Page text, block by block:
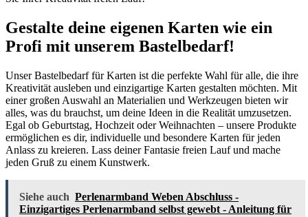
Gestalte deine eigenen Karten wie ein
Profi mit unserem Bastelbedarf!
Unser Bastelbedarf für Karten ist die perfekte Wahl für alle, die ihre
Kreativität ausleben und einzigartige Karten gestalten möchten. Mit
einer großen Auswahl an Materialien und Werkzeugen bieten wir
alles, was du brauchst, um deine Ideen in die Realität umzusetzen.
Egal ob Geburtstag, Hochzeit oder Weihnachten – unsere Produkte
ermöglichen es dir, individuelle und besondere Karten für jeden
Anlass zu kreieren. Lass deiner Fantasie freien Lauf und mache
jeden Gruß zu einem Kunstwerk.
Siehe auch Perlenarmband Weben Abschluss -
Einzigartiges Perlenarmband selbst gewebt - Anleitung für